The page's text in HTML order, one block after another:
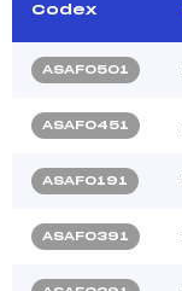
Codex
ASAF0501
ASAF0451
ASAF0191
ASAF0391